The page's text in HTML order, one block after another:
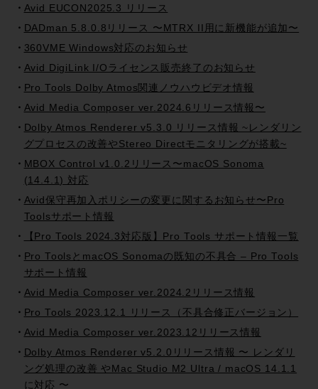
Avid EUCON2025.3 リリース
DADman 5.8.0.8リリース 〜MTRX II用に新機能が追加〜
360VME Windows対応のお知らせ
Avid DigiLink I/Oライセンス販売終了のお知らせ
Pro Tools Dolby Atmos関連ノウハウビデオ情報
Avid Media Composer ver.2024.6リリース情報〜
Dolby Atmos Renderer v5.3.0 リリース情報 ~レンダリン
グプロセスの改善やStereo Directモニタリングが搭載~
MBOX Control v1.0.2リリース〜macOS Sonoma
(14.4.1) 対応
Avid保守再加入ポリシーの変更に関するお知らせ〜Pro
Toolsサポート情報
【Pro Tools 2024.3対応版】Pro Tools サポート情報一覧
Pro ToolsとmacOS Sonomaの既知の不具合 – Pro Tools
サポート情報
Avid Media Composer ver.2024.2リリース情報
Pro Tools 2023.12.1 リリース（不具合修正バージョン）
Avid Media Composer ver.2023.12リリース情報
Dolby Atmos Renderer v5.2.0リリース情報 〜 レンダリ
ング処理の改善 やMac Studio M2 Ultra / macOS 14.1.1
に対応 〜